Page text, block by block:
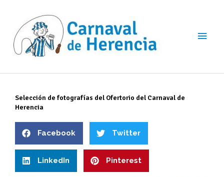
contenido
Selección de fotografías del Ofertorio del Carnaval de
Herencia
Facebook Twitter
LinkedIn Pinterest